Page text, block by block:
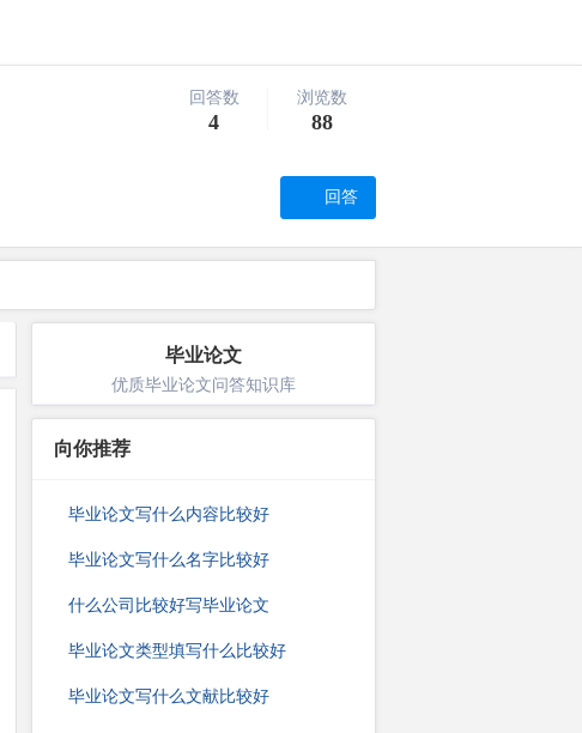
回答数
4
浏览数
88
回答
毕业论文
优质毕业论文问答知识库
向你推荐
毕业论文写什么内容比较好
毕业论文写什么名字比较好
什么公司比较好写毕业论文
毕业论文类型填写什么比较好
毕业论文写什么文献比较好